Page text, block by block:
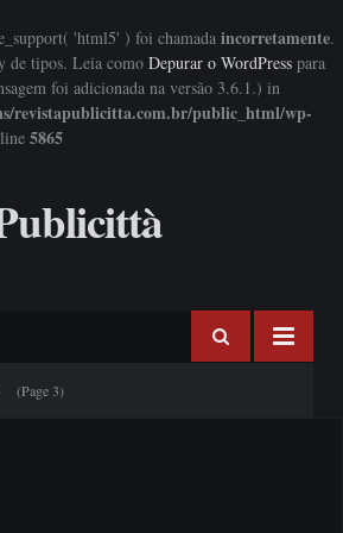
'html5' ) foi chamada incorretamente.
de tipos. Leia como Depurar o WordPress para
foi adicionada na versão 3.6.1.) in
revistapublicitta.com.br/public_html/wp-
5865
(Page 3)